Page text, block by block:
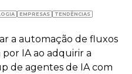
EMPRESAS TENDÊNCIAS
a automação de fluxos
IA ao adquirir a
de agentes de IA com